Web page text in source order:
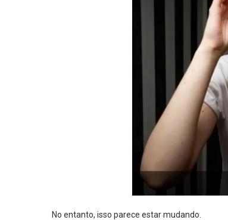
No entanto, isso parece estar mudando.